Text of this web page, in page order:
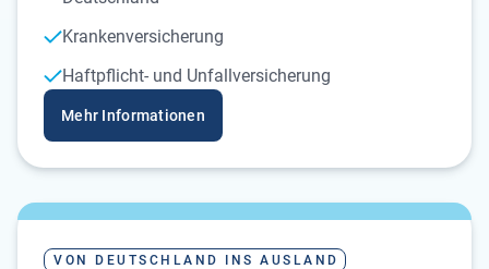
Krankenversicherung
Haftpflicht- und Unfallversicherung
Mehr Informationen
VON DEUTSCHLAND INS AUSLAND